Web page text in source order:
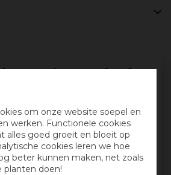
om onze website soepel en
werken. Functionele cookies
alles goed groeit en bloeit op
cookies leren we hoe
beter kunnen maken, net zoals
doen!
en win een cadeaubon
met dit product en maak
een cadeaubon t.w.v. € 25,-